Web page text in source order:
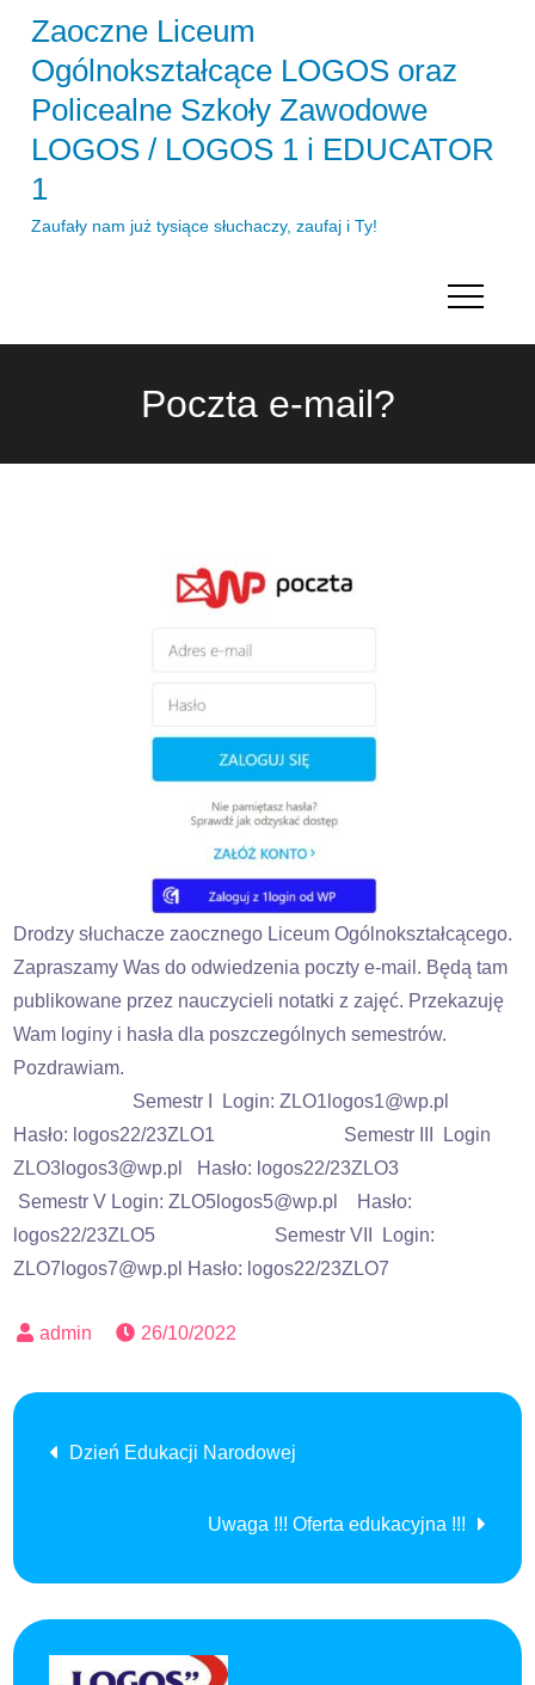
content
Zaoczne Liceum
Ogólnokształcące LOGOS oraz
Policealne Szkoły Zawodowe
LOGOS / LOGOS 1 i EDUCATOR
1
Zaufały nam już tysiące słuchaczy, zaufaj i Ty!
Poczta e-mail?
Drodzy słuchacze zaocznego Liceum Ogólnokształcącego.
Zapraszamy Was do odwiedzenia poczty e-mail. Będą tam
publikowane przez nauczycieli notatki z zajęć. Przekazuję
Wam loginy i hasła dla poszczególnych semestrów.
Pozdrawiam.
Semestr I Login: ZLO1logos1@wp.pl
Hasło: logos22/23ZLO1 Semestr III Login
ZLO3logos3@wp.pl Hasło: logos22/23ZLO3
Semestr V Login: ZLO5logos5@wp.pl Hasło:
logos22/23ZLO5 Semestr VII Login:
ZLO7logos7@wp.pl Hasło: logos22/23ZLO7
26/10/2022
Nawigacja
Dzień Edukacji Narodowej
Uwaga !!! Oferta edukacyjna !!!